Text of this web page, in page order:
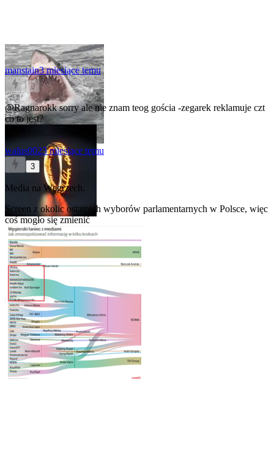
manstain3 miesiące temu
0
@Ragnarokksorry ale nie znam teog gościa -zegarek reklamuje czt
co to jest?
walus0023 miesiące temu
3
Media na Węgrzech.
Screen z okolic ostatnich wyborów parlamentarnych w Polsce, więc
coś mogło się zmienić